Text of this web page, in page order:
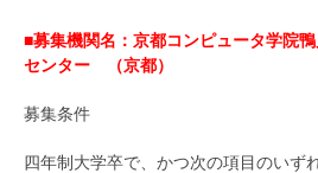
■募集機関名：京都コンピュータ学院
センター （京都）
募集条件
四年制大学卒で、かつ次の項目のいず